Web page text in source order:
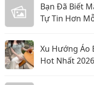
Bạn Đã Biết
Tự Tin Hơn
Xu Hướng Áo
Hot Nhất 2026